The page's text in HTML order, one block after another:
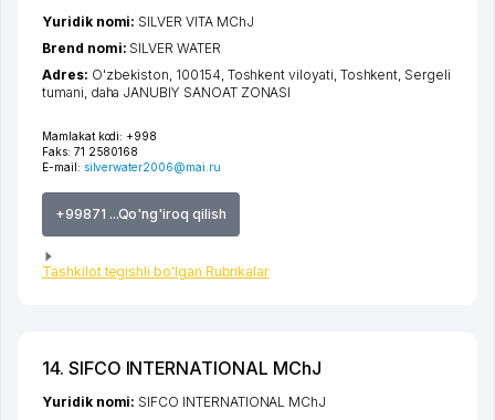
Mamlakat kodi: +998
Faks: 71 2580168
E-mail: silverwater2006@mai.ru
+99871 ...Qo'ng'iroq qilish
Tashkilot tegishli bo'lgan Rubrikalar
Yuridik nomi: SILVER VITA MChJ
Brend nomi: SILVER WATER
Adres: O'zbekiston, 100154, Toshkent viloyati Toshkent Sergeli
tumani daha JANUBIY SANOAT ZONASI
14. SIFCO INTERNATIONAL MChJ
Yuridik nomi: SIFCO INTERNATIONAL MChJ